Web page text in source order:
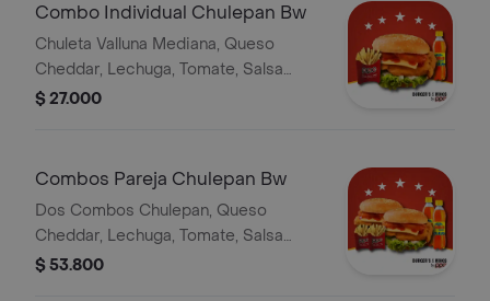
Combo Individual Chulepan Bw
Chuleta Valluna Mediana, Queso
Cheddar, Lechuga, Tomate, Salsa
Tártara, Porción de Papa Francesa,
$ 27.000
Combos Pareja Chulepan Bw
Dos Combos Chulepan, Queso
Cheddar, Lechuga, Tomate, Salsa
Tártara, Porción de Papa Francesa,
$ 53.800